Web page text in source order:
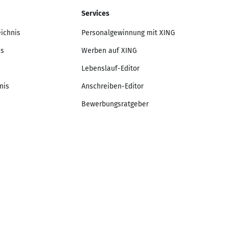
Services
Personalgewinnung mit XING
Werben auf XING
Lebenslauf-Editor
Anschreiben-Editor
Bewerbungsratgeber